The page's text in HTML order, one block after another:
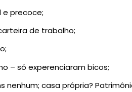
e precoce;
de trabalho;
– só experenciaram bicos;
casa própria?